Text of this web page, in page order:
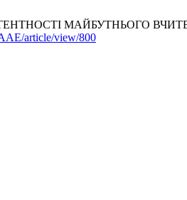
МАЙБУТНЬОГО
article/view/800